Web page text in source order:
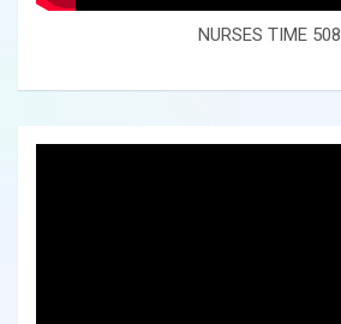
NURSES TIME 508